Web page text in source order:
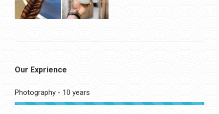
Our Exprience
Photography - 10 years